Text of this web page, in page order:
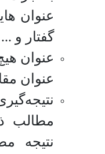
عنوان
گفتار و
عنوان
عنوان
مطالب
نتیجه